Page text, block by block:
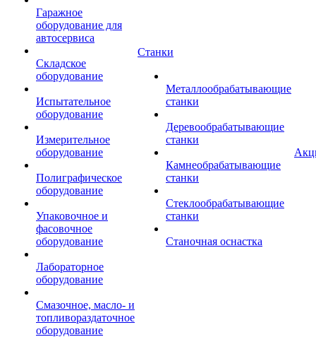
Гаражное
оборудование для
автосервиса
Складское
оборудование
Испытательное
оборудование
Измерительное
оборудование
Полиграфическое
оборудование
Упаковочное и
фасовочное
оборудование
Лабораторное
оборудование
Смазочное, масло- и
топливораздаточное
оборудование
Станки
Металлообрабатывающие
станки
Деревообрабатывающие
станки
Камнеобрабатывающие
станки
Стеклообрабатывающие
станки
Станочная оснастка